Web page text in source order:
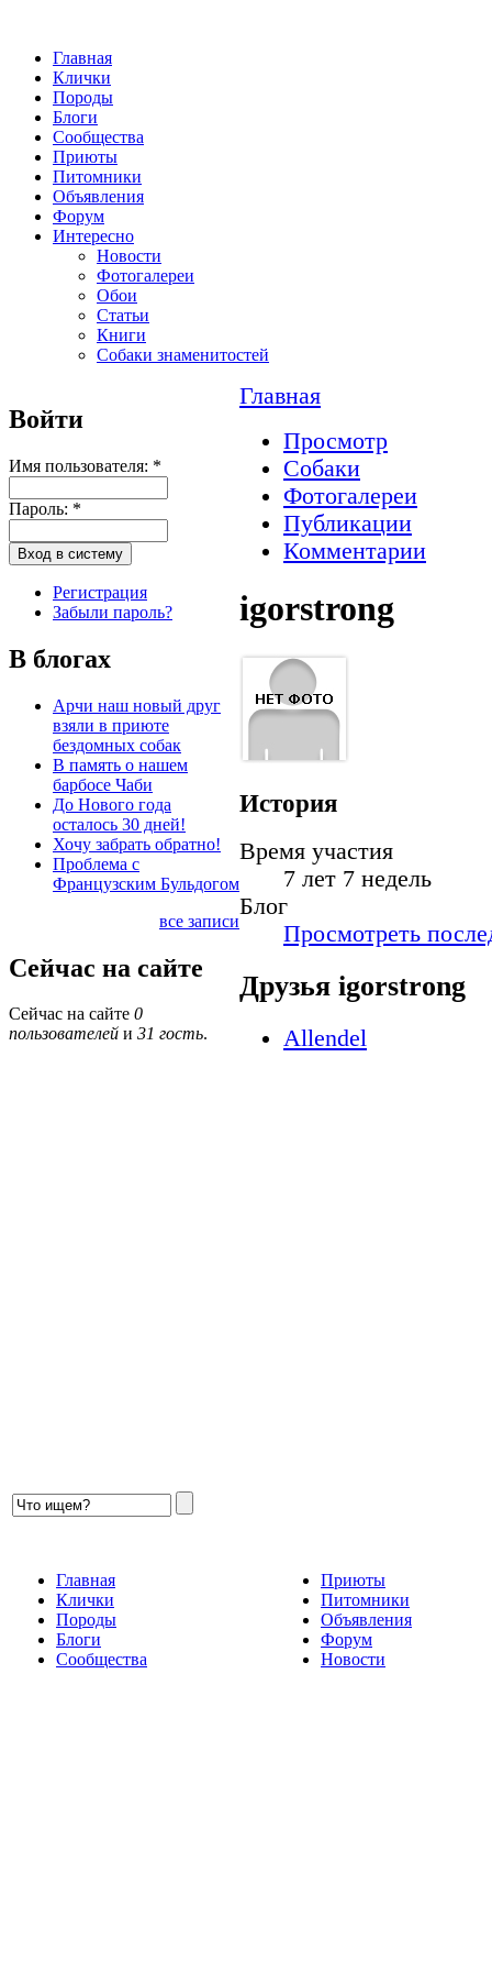
Главная
Клички
Породы
Блоги
Сообщества
Приюты
Питомники
Объявления
Форум
Интересно
Новости
Фотогалереи
Обои
Статьи
Книги
Собаки знаменитостей
Войти
Имя пользователя: *
Пароль: *
Регистрация
Забыли пароль?
В блогах
Арчи наш новый друг
взяли в приюте
бездомных собак
В память о нашем
барбосе Чаби
До Нового года
осталось 30 дней!
Хочу забрать обратно!
Проблема с
Французским Бульдогом
все записи
Сейчас на сайте
Сейчас на сайте 0
пользователей и 31 гость.
Главная
Просмотр
Собаки
Фотогалереи
Публикации
Комментарии
igorstrong
История
Время участия
7 лет 7 недель
Блог
Просмотреть
Друзья igorstrong
Allendel
Главная
Клички
Породы
Блоги
Сообщества
Приюты
Питомники
Объявления
Форум
Новости